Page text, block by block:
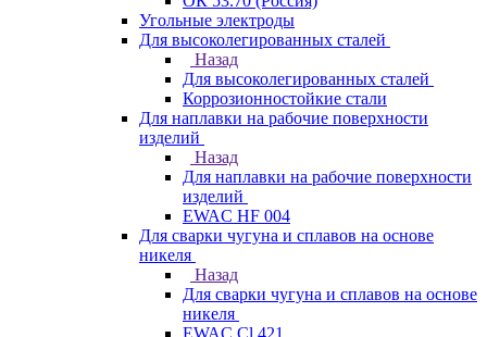
Угольные электроды
Для высоколегированных сталей
Назад
Для высоколегированных сталей
Коррозионностойкие стали
Для наплавки на рабочие поверхности
изделий
Назад
Для наплавки на рабочие поверхности
изделий
EWAC HF 004
Для сварки чугуна и сплавов на основе
никеля
Назад
Для сварки чугуна и сплавов на основе
никеля
EWAC Cl 421